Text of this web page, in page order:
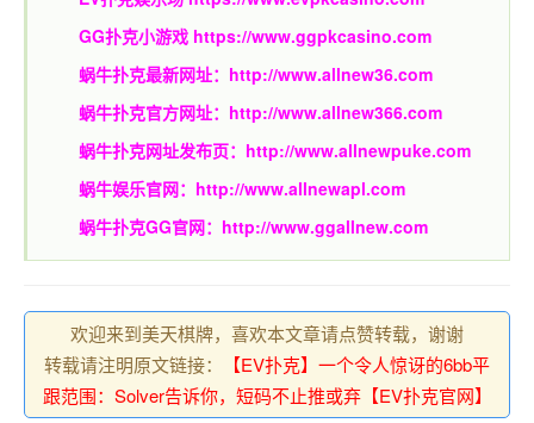
GG扑克小游戏 https://www.ggpkcasino.com
蜗牛扑克最新网址： http://www.allnew36.com
蜗牛扑克官方网址： http://www.allnew366.com
蜗牛扑克网址发布页： http://www.allnewpuke.com
蜗牛娱乐官网： http://www.allnewapl.com
蜗牛扑克GG官网： http://www.ggallnew.com
欢迎来到美天棋牌，喜欢本文章请点赞转载，谢谢
转载请注明原文链接：
【EV扑克】一个令人惊讶的6bb平
跟范围：Solver告诉你，短码不止推或弃【EV扑克官网】